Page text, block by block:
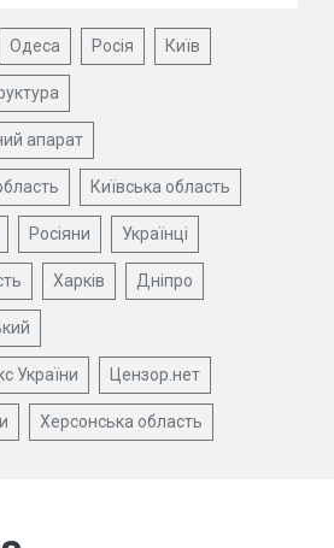
Одеса Росія Київ
апарат
Київська область
Росіяни Українці
Харків Дніпро
України Цензор.нет
Херсонська область